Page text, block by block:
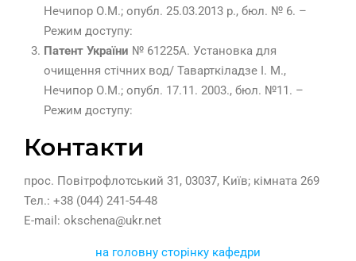
Нечипор О.М.; опубл. 25.03.2013 р., бюл. № 6. –
Режим доступу:
Патент України № 61225А. Установка для
очищення стічних вод/ Таварткіладзе І. М.,
Нечипор О.М.; опубл. 17.11. 2003., бюл. №11. –
Режим доступу:
Контакти
прос. Повітрофлотський 31, 03037, Київ; кімната 269
Тел.: +38 (044) 241-54-48
E-mail: okschena@ukr.net
на головну сторінку кафедри